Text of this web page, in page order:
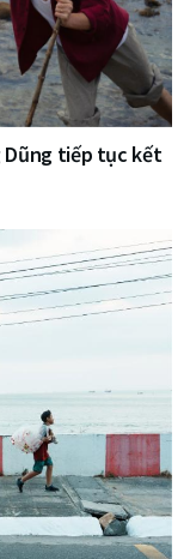
Dũng tiếp tục kết